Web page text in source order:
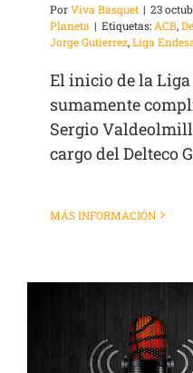
PorViva Basquet | 23
Planeta | Etiquetas:ACB,
Jorge Gutierrez,Liga
El inicio de la
sumamente
Sergio
cargo del Delteco
MÁS INFORMACIÓN